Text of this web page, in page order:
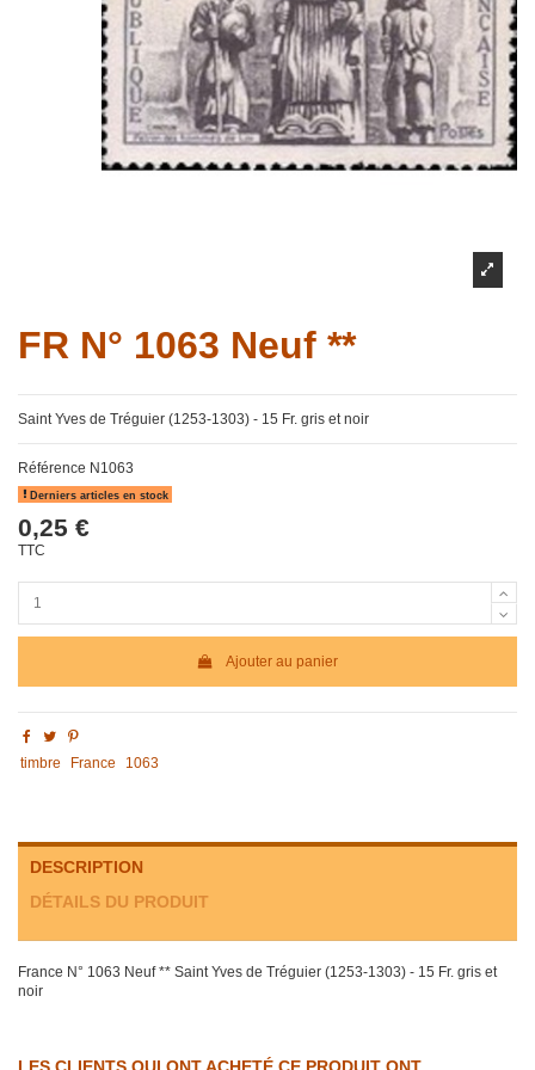
FR N° 1063 Neuf **
Saint Yves de Tréguier (1253-1303) - 15 Fr. gris et noir
Référence N1063
Derniers articles en stock
0,25 €
TTC
Ajouter au panier
timbre France 1063
DESCRIPTION
DÉTAILS DU PRODUIT
France N° 1063 Neuf ** Saint Yves de Tréguier (1253-1303) - 15 Fr. gris et
noir